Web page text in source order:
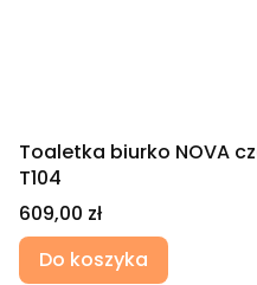
Toaletka biurko NOVA
T104
Cena
609,00 zł
Do koszyka